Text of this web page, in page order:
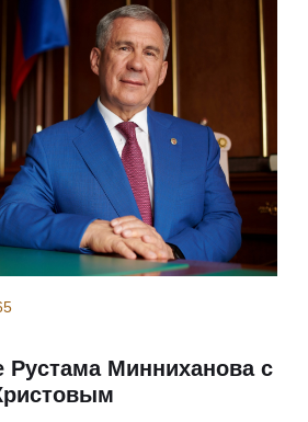
Рустама Минниханова с